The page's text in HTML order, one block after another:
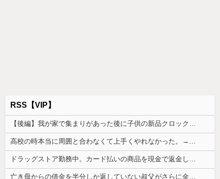
RSS【VIP】